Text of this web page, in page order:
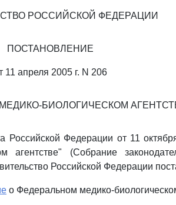
РОССИЙСКОЙ ФЕДЕРАЦИИ
ПОСТАНОВЛЕНИЕ
11 апреля 2005 г. N 206
БИОЛОГИЧЕСКОМ
Российской Федерации от 11
агентстве" (Собрание
Российской Федерации
о Федеральном медико-